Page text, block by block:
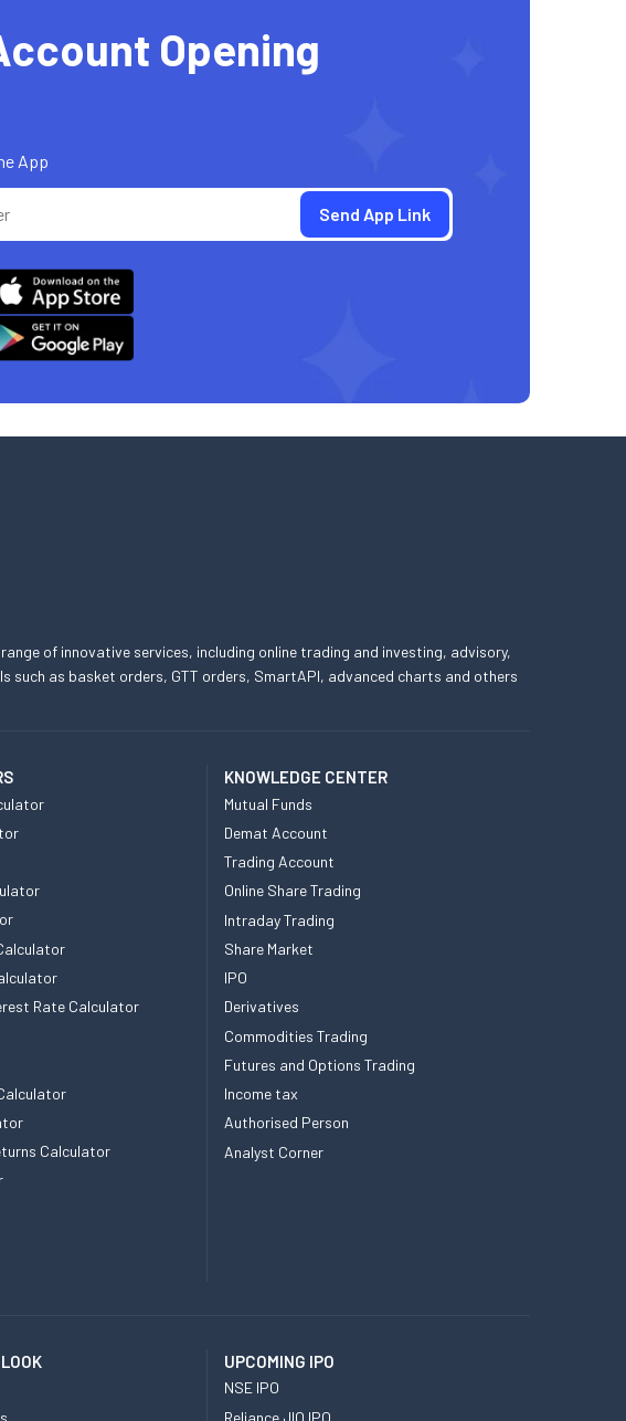
Opening
App
of innovative services, including online trading and investing, advisory,
as basket orders, GTT orders, SmartAPI, advanced charts and others
Rate Calculator
Calculator
KNOWLEDGE CENTER
Mutual Funds
Demat Account
Trading Account
Online Share Trading
Intraday Trading
Share Market
IPO
Derivatives
Commodities Trading
Futures and Options Trading
Income tax
Authorised Person
Analyst Corner
UPCOMING IPO
NSE IPO
Reliance JIO IPO